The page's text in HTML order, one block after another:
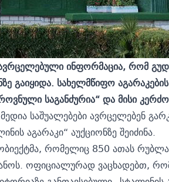
ინფორმაცია, რომ
გაიყიდა. სახელმწიფო
საგანძურია“ და მისი
საშუალებები ავრცელებენ
აგარაკი“ აუქციონზე შეიძინა.
ობიექტმა, რომელიც 850 ათას
ოფიციალურად ვაცხადებთ,